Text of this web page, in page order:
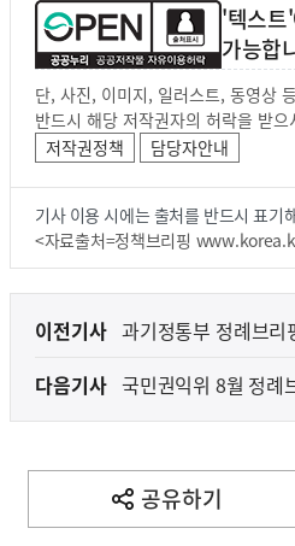
'텍스트
가능합
단, 사진, 이미지, 일러스트, 동영상
반드시 해당 저작권자의 허락을 받으
저작권정책
담당자안내
기사 이용 시에는 출처를 반드시 표기
<자료출처=정책브리핑
이
다
음
기
영
이전기사 과기정통부 정례브리
다음기사 국민권익위 8월 정례
공유하기
열
기